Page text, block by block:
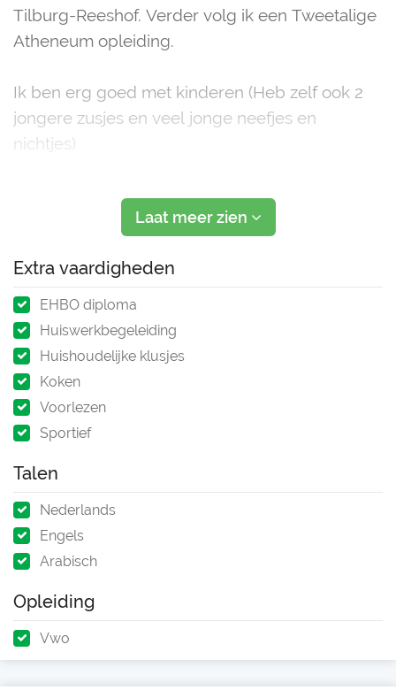
Tilburg-Reeshof. Verder volg ik een Tweetalige
Atheneum opleiding.
Ik ben erg goed met kinderen (Heb zelf ook 2
jongere zusjes en veel jonge neefjes en
nichtjes)
Ik pas regelmatig op. En ben beschikbaar
doordeweeks en in het weekend in overleg. Dit
als vaste oppas.
Mocht u interesse hebben. Laat het
Laat meer zien
Extra vaardigheden
EHBO diploma
Huiswerkbegeleiding
Huishoudelijke klusjes
Koken
Voorlezen
Sportief
Talen
Nederlands
Engels
Arabisch
Opleiding
Vwo